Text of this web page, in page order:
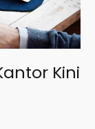
Kini